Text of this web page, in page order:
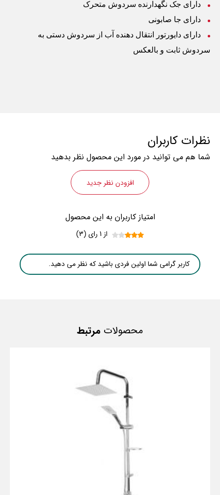
دارای جک نگهدارنده سردوش متحرک
دارای جا صابونی
دارای دایورتور انتقال دهنده آب از سردوش دستی به
سردوش ثابت و بالعکس
نظرات کاربران
شما هم می توانید در مورد این محصول نظر بدهید
افزودن نظر جدید
امتیاز کاربران به این محصول
از 1 رای (3)
کاربر گرامی شما اولین فردی باشید که نظر می دهید.
محصولات مرتبط